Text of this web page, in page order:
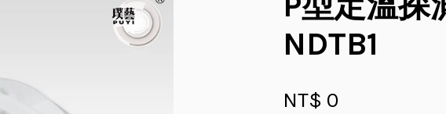
NDTB1
NT$ 0